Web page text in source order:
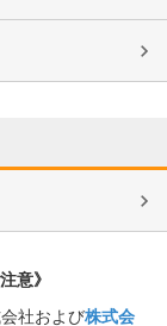
意》
社および株式会